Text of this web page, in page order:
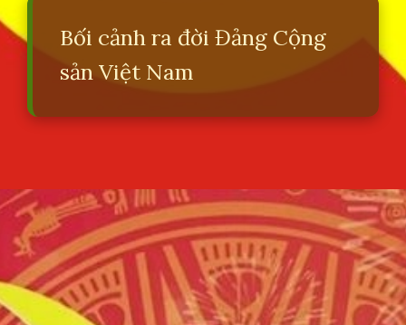
Bối cảnh ra đời Đảng Cộng
sản Việt Nam
Đang mở https://erci.edu.vn/lich-su-dang-cong-san-viet-nam